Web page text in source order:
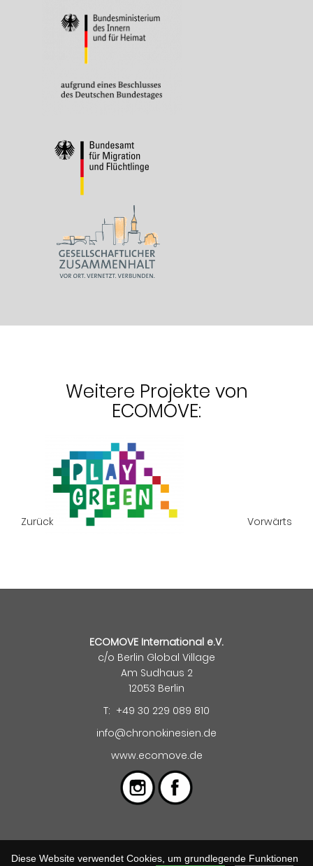
Diese Website verwendet Cookies, um grundlegende Funktionen
Weitere Projekte von
ECOMOVE:
Zurück Vorwärts
ECOMOVE International e.V.
c/o Berlin Global Village
Am Sudhaus 2
12053 Berlin
T: +49 30 229 089 810
info@chronokinesien.de
www.ecomove.de